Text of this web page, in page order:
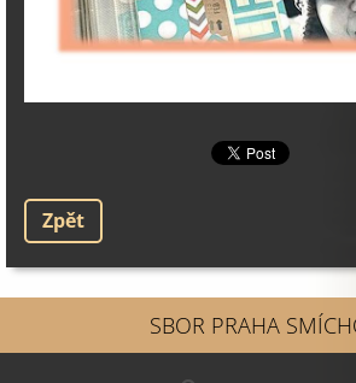
Zpět
SBOR PRAHA